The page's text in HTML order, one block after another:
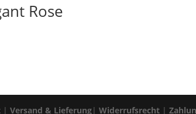
Rose
|Versand & Lieferung|Widerrufsrecht |